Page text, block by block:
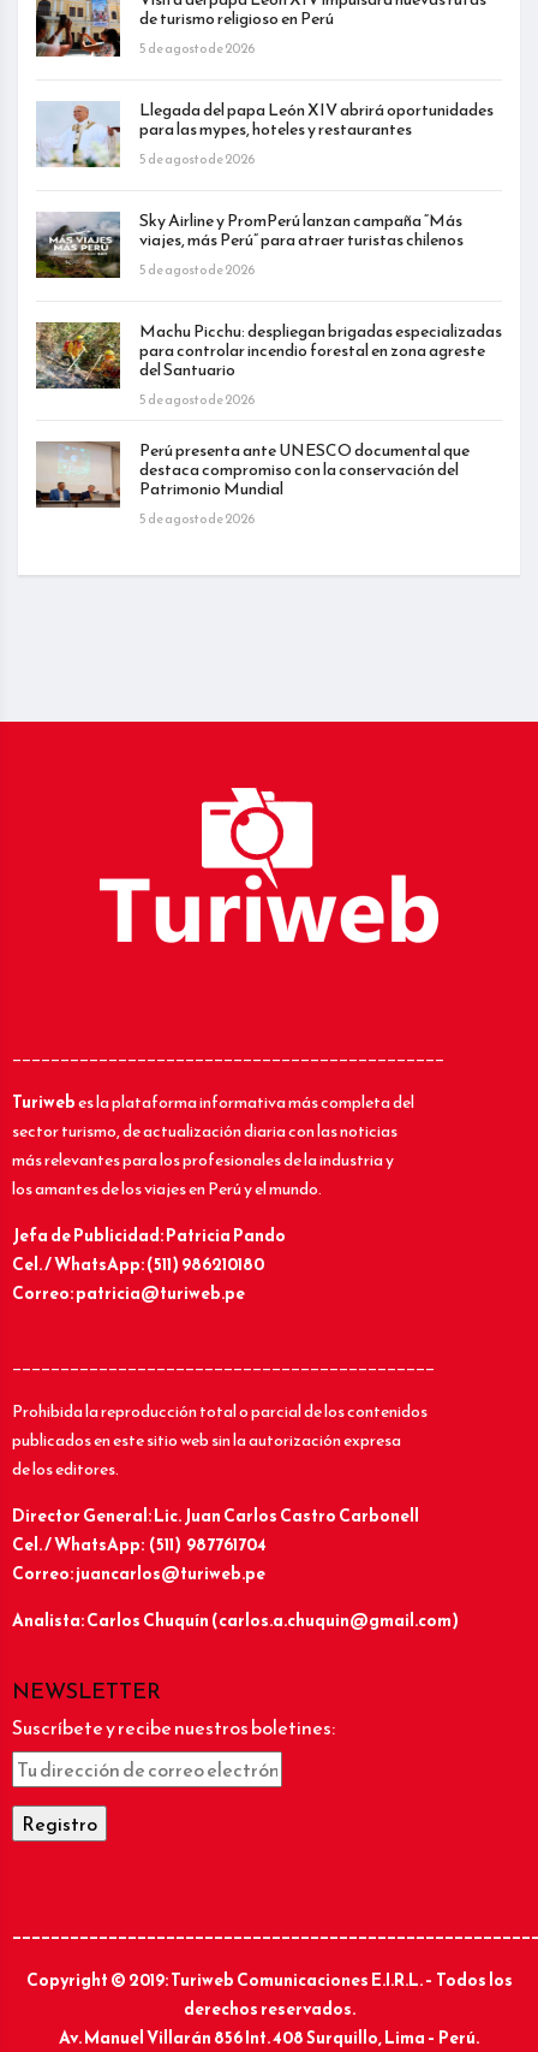
de turismo religioso en Perú
5 de agosto de 2026
Llegada del papa León XIV abrirá oportunidades
para las mypes, hoteles y restaurantes
5 de agosto de 2026
Sky Airline y PromPerú lanzan campaña “Más
viajes, más Perú” para atraer turistas chilenos
5 de agosto de 2026
Machu Picchu: despliegan brigadas especializadas
para controlar incendio forestal en zona agreste
del Santuario
5 de agosto de 2026
Perú presenta ante UNESCO documental que
destaca compromiso con la conservación del
Patrimonio Mundial
5 de agosto de 2026
_____________________________________________
Turiwebes la plataforma informativa más completa del
sector turismo, de actualización diaria con las noticias
más relevantes para los profesionales de la industria y
los amantes de los viajes en Perú y el mundo.
Jefa de Publicidad: Patricia Pando
Cel. / WhatsApp: (511) 986210180
Correo: patricia@turiweb.pe
____________________________________________
Prohibida la reproducción total o parcial de los contenidos
publicados en este sitio web sin la autorización expresa
de los editores.
Director General: Lic.Juan Carlos Castro Carbonell
Cel. / WhatsApp: (511) 987761704
Correo: juancarlos@turiweb.pe
Analista: Carlos Chuquín (carlos.a.chuquin@gmail.com)
NEWSLETTER
Suscríbete y recibe nuestros boletines:
Copyright © 2019: Turiweb Comunicaciones E.I.R.L. – Todos los
derechos reservados.
Av. Manuel Villarán 856 Int. 408 Surquillo, Lima – Perú.